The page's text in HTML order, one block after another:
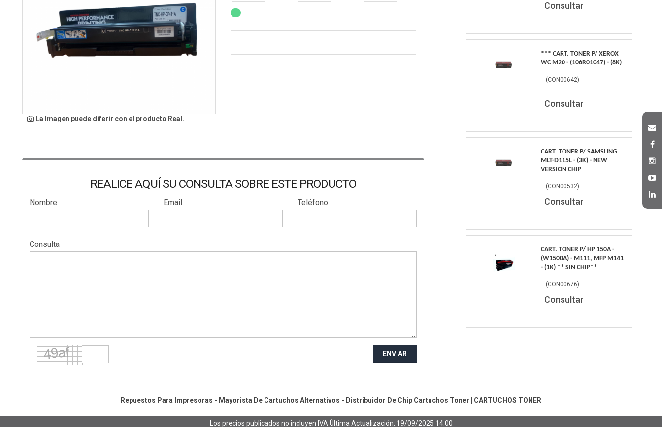
La Imagen puede diferir con el producto Real.
REALICE AQUÍ SU CONSULTA SOBRE ESTE PRODUCTO
Nombre Email Teléfono
Consulta
ENVIAR
Consultar
*** CART. TONER P/ XEROX
WC M20 - (106R01047) - (8K)
(CON00642)
Consultar
CART. TONER P/ SAMSUNG
MLT-D115L - (3K) - NEW
VERSION CHIP
(CON00532)
Consultar
CART. TONER P/ HP 150A -
(W1500A) - M111, MFP M141
- (1K) ** SIN CHIP**
(CON00676)
Consultar
Repuestos Para Impresoras - Mayorista De Cartuchos Alternativos - Distribuidor De Chip Cartuchos Toner CARTUCHOS TONER
Los precios publicados no incluyen IVA Última Actualización: 19/09/2025 14:00